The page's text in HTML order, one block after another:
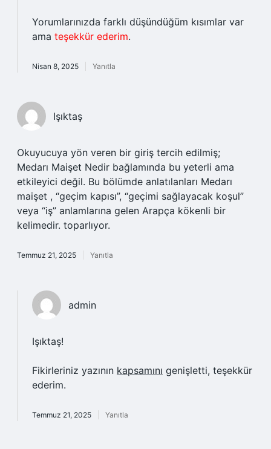
Yorumlarınızda farklı düşündüğüm kısımlar var
ama teşekkür ederim.
Nisan 8, 2025 Yanıtla
Işıktaş
Okuyucuya yön veren bir giriş tercih edilmiş;
Medarı Maişet Nedir bağlamında bu yeterli ama
etkileyici değil. Bu bölümde anlatılanları Medarı
maişet , “geçim kapısı”, “geçimi sağlayacak koşul”
veya “iş” anlamlarına gelen Arapça kökenli bir
kelimedir. toparlıyor.
Temmuz 21, 2025 Yanıtla
admin
Işıktaş!
Fikirleriniz yazının kapsamını genişletti, teşekkür
ederim.
Temmuz 21, 2025 Yanıtla